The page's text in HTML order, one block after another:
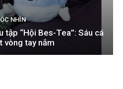
NHÌN
tập “Hội Bes-Tea”: Sáu cá
vòng tay nắm